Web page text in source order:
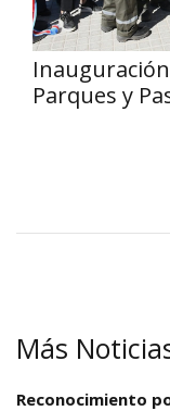
Parques y
Más
Reconocimiento